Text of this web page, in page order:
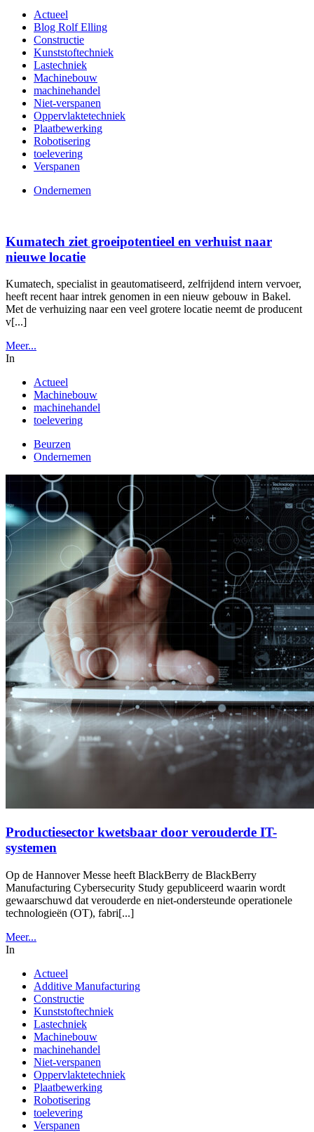
Actueel
Blog Rolf Elling
Constructie
Kunststoftechniek
Lastechniek
Machinebouw
machinehandel
Niet-verspanen
Oppervlaktetechniek
Plaatbewerking
Robotisering
toelevering
Verspanen
Ondernemen
Kumatech ziet groeipotentieel en verhuist naar
nieuwe locatie
Kumatech, specialist in geautomatiseerd, zelfrijdend intern vervoer,
heeft recent haar intrek genomen in een nieuw gebouw in Bakel.
Met de verhuizing naar een veel grotere locatie neemt de producent
v[...]
Meer...
In
Actueel
Machinebouw
machinehandel
toelevering
Beurzen
Ondernemen
Productiesector kwetsbaar door verouderde IT-
systemen
Op de Hannover Messe heeft BlackBerry de BlackBerry
Manufacturing Cybersecurity Study gepubliceerd waarin wordt
gewaarschuwd dat verouderde en niet-ondersteunde operationele
technologieën (OT), fabri[...]
Meer...
In
Actueel
Additive Manufacturing
Constructie
Kunststoftechniek
Lastechniek
Machinebouw
machinehandel
Niet-verspanen
Oppervlaktetechniek
Plaatbewerking
Robotisering
toelevering
Verspanen